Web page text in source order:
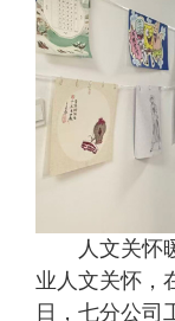
人文关怀暖
业人文关怀，
日，七分公司